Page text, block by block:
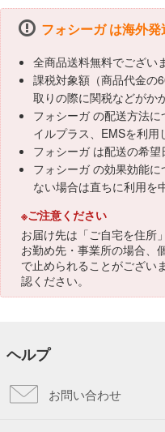
フォシーガ は海外発
全商品送料無料でござい
課税対象額（商品代金の
取りの際に関税などがか
フォシーガ の配送方法
イルプラス、EMSを利用
フォシーガ は配送の希望
フォシーガ の効果効能
ない場合は直ちに利用を
※ご注意ください
お届け先は「ご自宅を住所
お勤め先・事業所の場合、
で止められることがござい
認ください。
ヘルプ
お問い合わせ